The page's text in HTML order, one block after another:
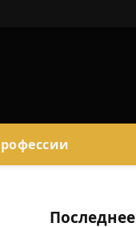
Последнее